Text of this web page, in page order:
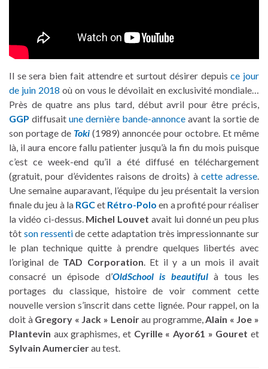
Il se sera bien fait attendre et surtout désirer depuisce jour
de juin 2018 où on vous le dévoilait en exclusivité mondiale…
Près de quatre ans plus tard, début avril pour être précis,
GGP diffusait une dernière bande-annonce avant la sortie de
son portage de Toki (1989) annoncée pour octobre. Et même
là, il aura encore fallu patienter jusqu’à la fin du mois puisque
c’est ce week-end qu’il a été diffusé en téléchargement
(gratuit, pour d’évidentes raisons de droits) à cette adresse.
Une semaine auparavant, l’équipe du jeu présentait la version
finale du jeu à la RGCet Rétro-Polo en a profité pour réaliser
la vidéo ci-dessus. Michel Louvet avait lui donné un peu plus
tôt son ressentide cette adaptation très impressionnante sur
le plan technique quitte à prendre quelques libertés avec
l’original de TAD Corporation. Et il y a un mois il avait
consacré un épisode d’OldSchool is beautifulà tous les
portages du classique, histoire de voir comment cette
nouvelle version s’inscrit dans cette lignée. Pour rappel, on la
doit à Gregory « Jack » Lenoirau programme,Alain « Joe »
Plantevin aux graphismes, et Cyrille « Ayor61 » Gouret et
Sylvain Aumercierau test.